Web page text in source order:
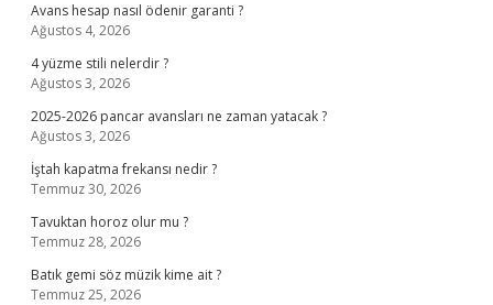
Avans hesap nasıl ödenir garanti ?
Ağustos 4, 2026
4 yüzme stili nelerdir ?
Ağustos 3, 2026
2025-2026 pancar avansları ne zaman yatacak ?
Ağustos 3, 2026
İştah kapatma frekansı nedir ?
Temmuz 30, 2026
Tavuktan horoz olur mu ?
Temmuz 28, 2026
Batık gemi söz müzik kime ait ?
Temmuz 25, 2026